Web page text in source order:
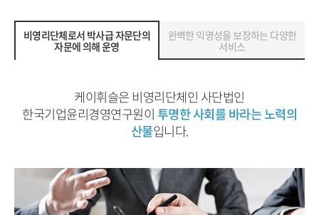
비영리단체로서 박사급 자문단의
자문에 의해 운영
완벽한 익명성을 보장하는 다양한
서비스
케이휘슬은 비영리단체인 사단법인
한국기업윤리경영연구원이투명한 사회를 바라는 노력의
산물입니다.